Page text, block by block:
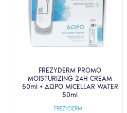
FREZYDERM
FREZYDERM PROMO
MOISTURIZING 24H CREAM
50ml + ΔΩΡΟ MICELLAR WATER
50ml